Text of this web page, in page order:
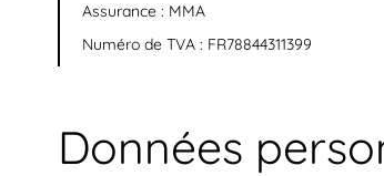
Assurance : MMA
Numéro de TVA : FR78844311399
Données